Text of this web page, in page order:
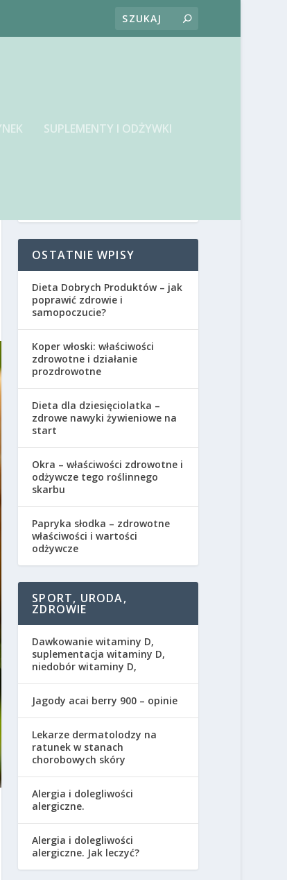
SUPLEMENTY I ODŻYWKI
OSTATNIE WPISY
Dieta Dobrych Produktów – jak
poprawić zdrowie i
samopoczucie?
Koper włoski: właściwości
zdrowotne i działanie
prozdrowotne
Dieta dla dziesięciolatka –
zdrowe nawyki żywieniowe na
start
Okra – właściwości zdrowotne i
odżywcze tego roślinnego
skarbu
Papryka słodka – zdrowotne
właściwości i wartości
odżywcze
SPORT, URODA,
ZDROWIE
Dawkowanie witaminy D,
suplementacja witaminy D,
niedobór witaminy D,
Jagody acai berry 900 – opinie
Lekarze dermatolodzy na
ratunek w stanach
chorobowych skóry
Alergia i dolegliwości
alergiczne.
Alergia i dolegliwości
alergiczne. Jak leczyć?